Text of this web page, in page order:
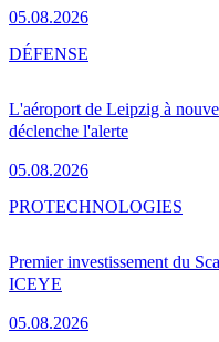
05.08.2026
L'aéroport de Leipzig à
déclenche l'alerte
05.08.2026
DÉFENSE
Premier investissement du
ICEYE
05.08.2026
PROTECHNOLOGIES